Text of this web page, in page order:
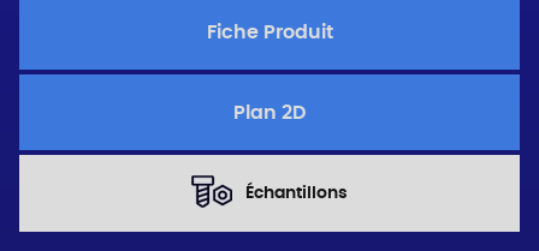
Fiche Produit
Plan 2D
Échantillons